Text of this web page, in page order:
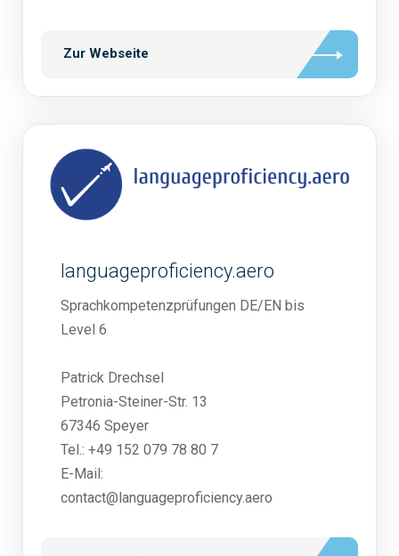
Zur Webseite
languageproficiency.aero
Sprachkompetenzprüfungen DE/EN bis
Level 6
Patrick Drechsel
Petronia-Steiner-Str. 13
67346 Speyer
Tel.: +49 152 079 78 80 7
E-Mail:
contact@languageproficiency.aero